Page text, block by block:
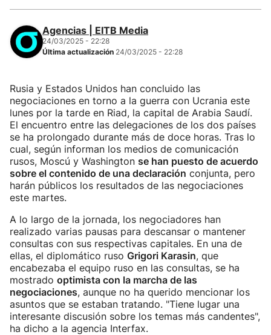
Agencias | EITB Media
24/03/2025 - 22:28
Última actualización 24/03/2025 - 22:28
Rusia y Estados Unidos han concluido las
negociaciones en torno a la guerra con Ucrania este
lunes por la tarde en Riad, la capital de Arabia Saudí.
El encuentro entre las delegaciones de los dos países
se ha prolongado durante más de doce horas. Tras lo
cual, según informan los medios de comunicación
rusos, Moscú y Washington se han puesto de acuerdo
sobre el contenido de una declaración conjunta, pero
harán públicos los resultados de las negociaciones
este martes.
A lo largo de la jornada, los negociadores han
realizado varias pausas para descansar o mantener
consultas con sus respectivas capitales. En una de
ellas, el diplomático ruso Grigori Karasin, que
encabezaba el equipo ruso en las consultas, se ha
mostrado optimista con la marcha de las
negociaciones, aunque no ha querido mencionar los
asuntos que se estaban tratando. "Tiene lugar una
interesante discusión sobre los temas más candentes",
ha dicho a la agencia Interfax.